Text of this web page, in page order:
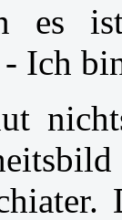
es
Ich